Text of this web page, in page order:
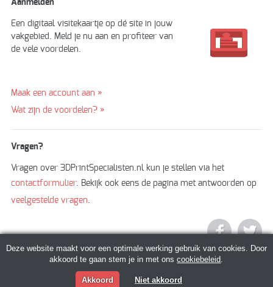
Aanmelden
Een digitaal visitekaartje op dé site in jouw
vakgebied. Meld je nu aan en profiteer van
de vele voordelen.
Maak een account aan »
Wat zijn de voordelen? »
Vragen?
Vragen over 3DPrintSpecialisten.nl kun je stellen via het
contactformulier. Bekijk ook eens de pagina met antwoorden op
veelgestelde vragen.
© 2026 3DPrintSpecialisten.nl |Algemene voorwaarden
Deze website maakt voor een optimale werking gebruik van cookies. Door
akkoord te gaan stem je in met onscookiebeleid.
Akkoord Niet akkoord